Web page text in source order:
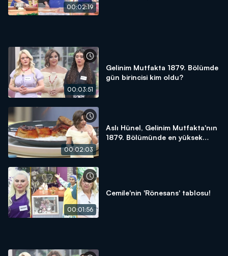
00:02:19
00:03:51
Gelinim Mutfakta 1879. Bölümde
gün birincisi kim oldu?
00:02:03
Aslı Hünel, Gelinim Mutfakta'nın
1879. Bölümünde en yüksek
00:01:56
Cemile'nin 'Rönesans' tablosu!